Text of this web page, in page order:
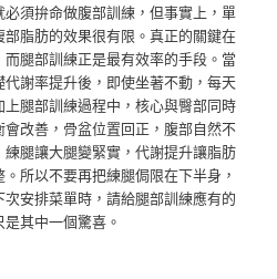
須拚命做腹部訓練，但事實上，單
脂肪的效果很有限。真正的關鍵在
腿部訓練正是最有效率的手段。當
謝率提升後，即使坐著不動，每天
腿部訓練過程中，核心與臀部同時
改善，骨盆位置回正，腹部自然不
腿讓大腿變緊實，代謝提升讓脂肪
所以不要再把練腿侷限在下半身，
安排菜單時，請給腿部訓練應有的
其中一個驚喜。